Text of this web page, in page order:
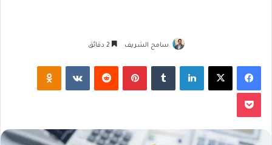
سامح الشريف
فيسبوك لينكدإن بينتيريست